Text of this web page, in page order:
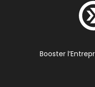
Booster